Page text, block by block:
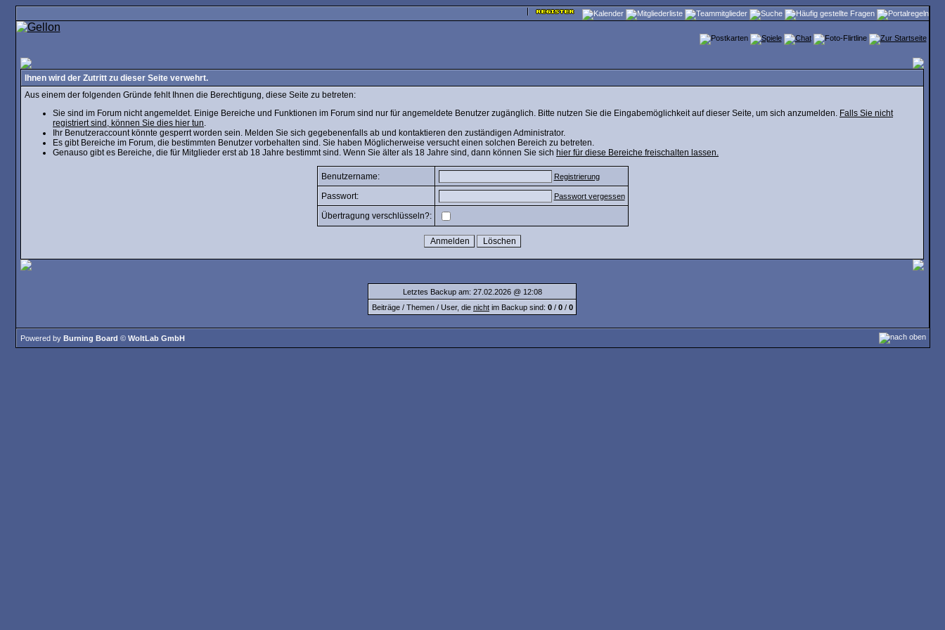
Ihnen wird der Zutritt zu dieser Seite verwehrt.
Aus einem der folgenden Gründe fehlt Ihnen die Berechtigung, diese Seite zu betreten:
Sie sind im Forum nicht angemeldet. Einige Bereiche und Funktionen im Forum sind nur für angemeldete Benutzer zugänglich. Bitte nutzen Sie die Eingabemöglichkeit auf dieser Seite, um sich anzumelden. Falls Sie nicht
registriert sind, können Sie dies hier tun.
Ihr Benutzeraccount könnte gesperrt worden sein. Melden Sie sich gegebenenfalls ab und kontaktieren den zuständigen Administrator.
Es gibt Bereiche im Forum, die bestimmten Benutzer vorbehalten sind. Sie haben Möglicherweise versucht einen solchen Bereich zu betreten.
Genauso gibt es Bereiche, die für Mitglieder erst ab 18 Jahre bestimmt sind. Wenn Sie älter als 18 Jahre sind, dann können Sie sich hier für diese Bereiche freischalten lassen.
Benutzername: Registrierung
Passwort: Passwort vergessen
Übertragung verschlüsseln?:
Letztes Backup am: 27.02.2026 @ 12:08
Beiträge / Themen / User, die nicht im Backup sind: 0 / 0 / 0
Powered by Burning Board © WoltLab GmbH